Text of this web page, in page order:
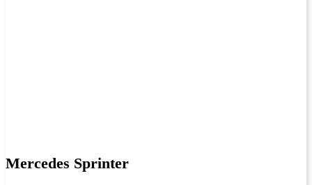
Mercedes Sprinter